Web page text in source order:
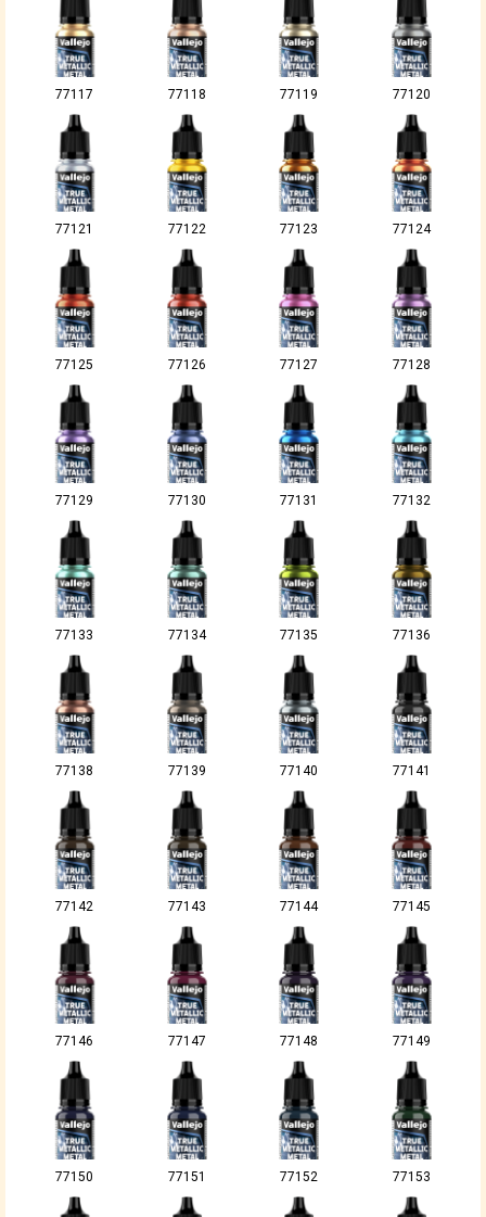
77117 77118 77119 77120
77121 77122 77123 77124
77125 77126 77127 77128
77129 77130 77131 77132
77133 77134 77135 77136
77138 77139 77140 77141
77142 77143 77144 77145
77146 77147 77148 77149
77150 77151 77152 77153